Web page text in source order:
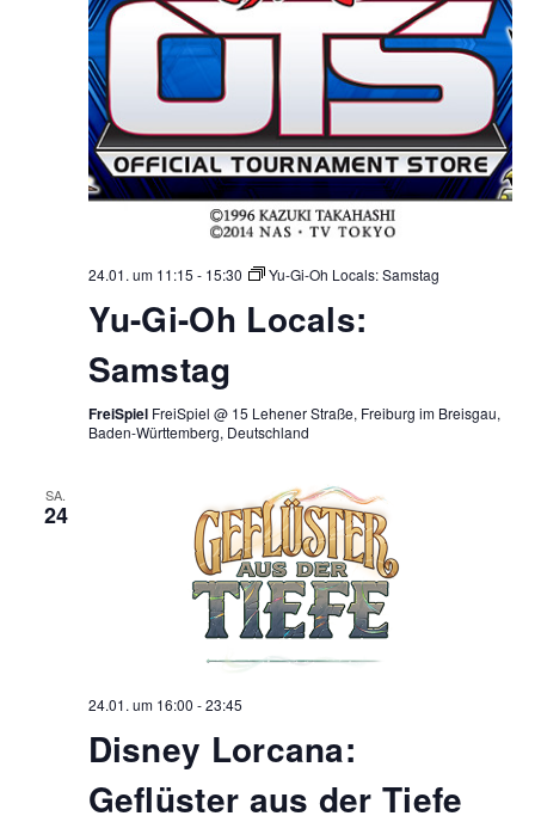
24.01. um 11:15 - 15:30 Yu-Gi-Oh Locals: Samstag
Yu-Gi-Oh Locals:
Samstag
FreiSpiel FreiSpiel @ 15 Lehener Straße, Freiburg im Breisgau,
Baden-Württemberg, Deutschland
SA.
24
24.01. um 16:00 -23:45
Disney Lorcana:
Geflüster aus der Tiefe